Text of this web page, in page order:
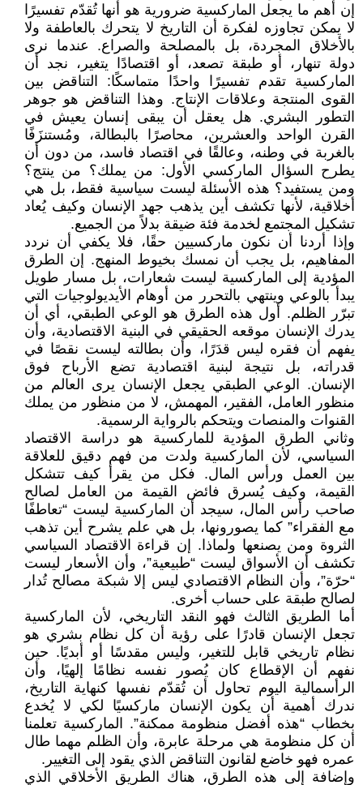
إن أهم ما يجعل الماركسية ضرورية هو أنها تُقدّم تفسيرًا
لا يمكن تجاوزه لفكرة أن التاريخ لا يتحرك بالعاطفة ولا
بالأخلاق المجردة، بل بالمصلحة والصراع. عندما نرى
دولة تنهار، أو طبقة تصعد، أو اقتصادًا يتغير، نجد أن
الماركسية تقدم تفسيرًا واحدًا متماسكًا: التناقض بين
القوى المنتجة وعلاقات الإنتاج. وهذا التناقض هو جوهر
التطور البشري. هل يعقل أن يبقى إنسان يعيش في
القرن الواحد والعشرين، محاصرًا بالبطالة، ومُستنزَفًا
بالغربة في وطنه، وعالقًا في اقتصاد فاسد، من دون أن
يطرح السؤال الماركسي الأول: من يملك؟ من ينتج؟
ومن يستفيد؟ هذه الأسئلة ليست سياسية فقط، بل هي
أخلاقية، لأنها تكشف أين يذهب جهد الإنسان وكيف يُعاد
تشكيل المجتمع لخدمة فئة ضيقة بدلاً من الجميع.
وإذا أردنا أن نكون ماركسيين حقًا، فلا يكفي أن نردد
المفاهيم، بل يجب أن نمسك بخيوط المنهج. إن الطرق
المؤدية إلى الماركسية ليست شعارات، بل مسار طويل
يبدأ بالوعي وينتهي بالتحرر من أوهام الأيديولوجيات التي
تبرّر الظلم. أول هذه الطرق هو الوعي الطبقي، أي أن
يدرك الإنسان موقعه الحقيقي في البنية الاقتصادية، وأن
يفهم أن فقره ليس قدَرًا، وأن بطالته ليست نقصًا في
قدراته، بل نتيجة لبنية اقتصادية تضع الأرباح فوق
الإنسان. الوعي الطبقي يجعل الإنسان يرى العالم من
منظور العامل، الفقير، المهمش، لا من منظور من يملك
القنوات والمنصات ويتحكم بالرواية الرسمية.
وثاني الطرق المؤدية للماركسية هو دراسة الاقتصاد
السياسي، لأن الماركسية ولدت من فهم دقيق للعلاقة
بين العمل ورأس المال. فكل من يقرأ كيف تتشكل
القيمة، وكيف يُسرق فائض القيمة من العامل لصالح
صاحب رأس المال، سيجد أن الماركسية ليست “تعاطفًا
مع الفقراء” كما يصورونها، بل هي علم يشرح أين تذهب
الثروة ومن يصنعها ولماذا. إن قراءة الاقتصاد السياسي
تكشف أن الأسواق ليست “طبيعية”، وأن الأسعار ليست
“حرّة”، وأن النظام الاقتصادي ليس إلا شبكة مصالح تُدار
لصالح طبقة على حساب أخرى.
أما الطريق الثالث فهو النقد التاريخي، لأن الماركسية
تجعل الإنسان قادرًا على رؤية أن كل نظام بشري هو
نظام تاريخي قابل للتغير، وليس مقدسًا أو أبديًا. حين
نفهم أن الإقطاع كان يُصور نفسه نظامًا إلهيًا، وأن
الرأسمالية اليوم تحاول أن تُقدّم نفسها كنهاية التاريخ،
ندرك أهمية أن يكون الإنسان ماركسيًا لكي لا يُخدع
بخطاب “هذه أفضل منظومة ممكنة”. الماركسية تعلمنا
أن كل منظومة هي مرحلة عابرة، وأن الظلم مهما طال
عمره فهو خاضع لقانون التناقض الذي يقود إلى التغيير.
وإضافة إلى هذه الطرق، هناك الطريق الأخلاقي الذي